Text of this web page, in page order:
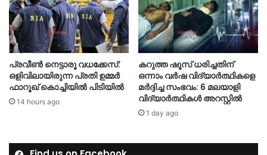
പ്രവീൺ നെട്ടാരൂ വധക്കേസ്:
ഒളിവിലായിരുന്ന പ്രതി ഉമ്മർ
ഫാറൂഖ് കൊച്ചിയിൽ പിടിയിൽ
14 hours ago
കറുത്ത ഷൂസ് ധരിച്ചതിന്
ഒന്നാം വർഷ വിദ്യാർത്ഥികളെ
മർദ്ദിച്ച സംഭവം: 6 മലയാളി
വിദ്യാർത്ഥികൾ അറസ്റ്റിൽ
1 day ago